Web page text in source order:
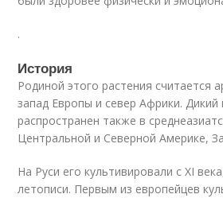
.
История
Родиной этого растения считается
запад Европы и север Африки.
распространен также в
Центральной и Северной Америке,
На Руси его культивировали с XI
летописи. Первым из европейцев